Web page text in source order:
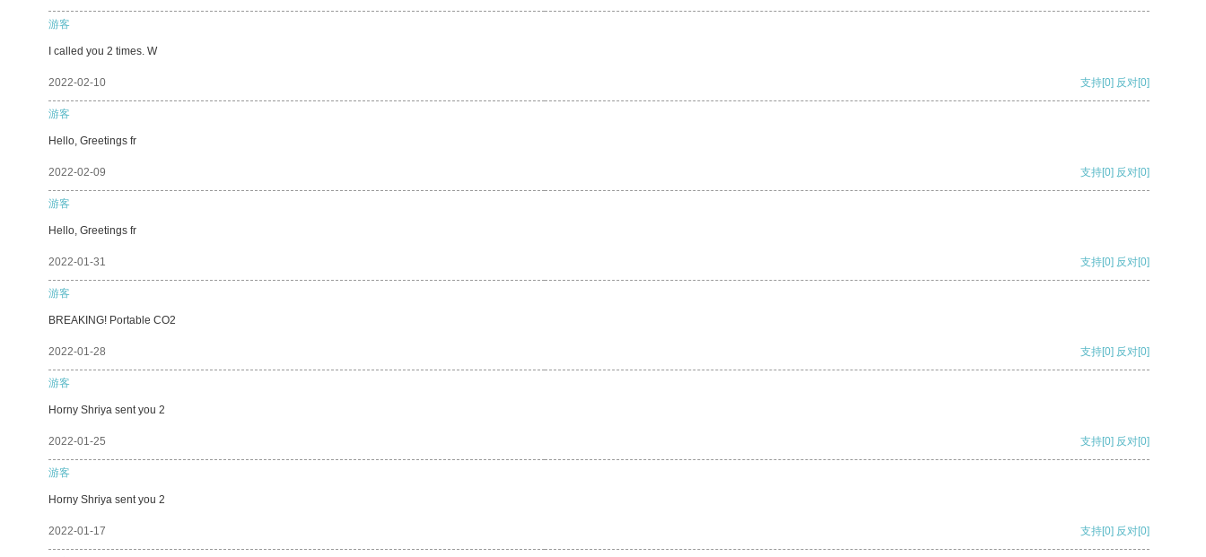
游客
I called you 2 times. W
2022-02-10 支持[0] 反对[0]
游客
Hello, Greetings fr
2022-02-09 支持[0] 反对[0]
游客
Hello, Greetings fr
2022-01-31 支持[0] 反对[0]
游客
BREAKING! Portable CO2
2022-01-28 支持[0] 反对[0]
游客
Horny Shriya sent you 2
2022-01-25 支持[0] 反对[0]
游客
Horny Shriya sent you 2
2022-01-17 支持[0] 反对[0]